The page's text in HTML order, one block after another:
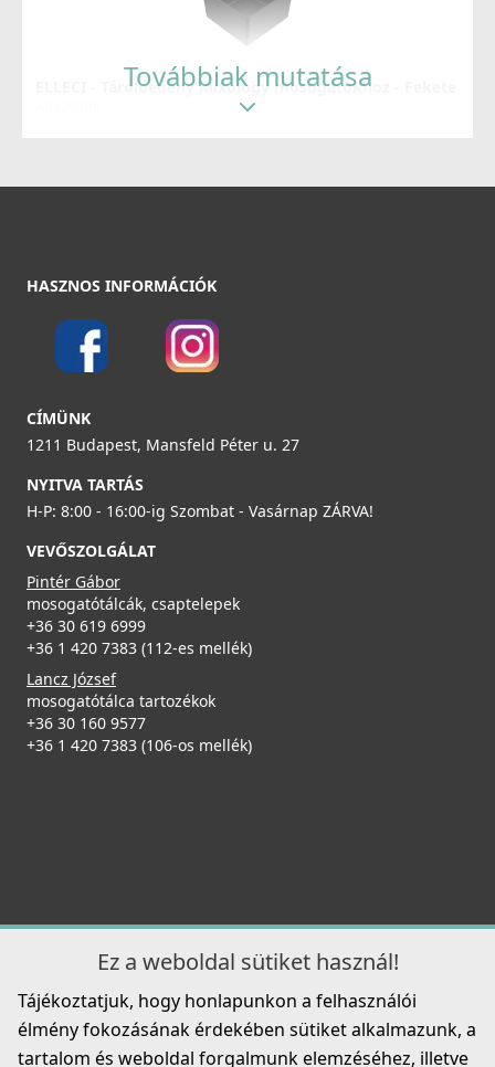
126 990 Ft
Részletek
ELLECI - Csaptelep Kent matt fekete - Kifutó termék!
MOKKENBK
104 890 Ft
159 990 Ft
ELLECI - Csaptelep Fold arany
MOKFOLGD
MOKFOLBK
279 990 Ft
Részletek
ELLECI - Tárolóedény Mixology mosogatókhoz - Fekete
Sage
ELLECI - Tárolóedény Mixology mosogatókhoz K83 Clay
APS250CL
ELLECI - Tárolóedény tetővel Mixology mosogatókhoz -
Fekete
Továbbiak mutatása
HASZNOS INFORMÁCIÓK
CÍMÜNK
1211 Budapest, Mansfeld Péter u. 27
NYITVA TARTÁS
H-P: 8:00 - 16:00-ig Szombat - Vasárnap ZÁRVA!
VEVŐSZOLGÁLAT
Pintér Gábor
mosogatótálcák, csaptelepek
+36 30 619 6999
+36 1 420 7383 (112-es mellék)
Lancz József
mosogatótálca tartozékok
+36 30 160 9577
+36 1 420 7383 (106-os mellék)
Ez a weboldal sütiket használ!
Tájékoztatjuk, hogy honlapunkon a felhasználói
élmény fokozásának érdekében sütiket alkalmazunk, a
tartalom és weboldal forgalmunk elemzéséhez, illetve